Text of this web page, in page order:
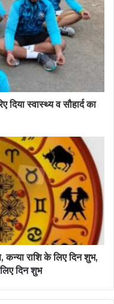
स्वास्थ्य व सौहार्द का
राशि के लिए दिन शुभ,
दिन शुभ